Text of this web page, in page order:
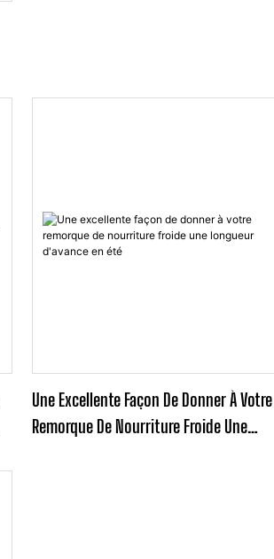
Une Excellente Façon De Donner À Votre
Remorque De Nourriture Froide Une